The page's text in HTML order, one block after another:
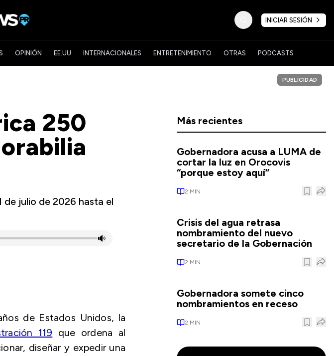
INICIAR SESIÓN
OPINIÓN EE.UU INTERNACIONALES ENTRETENIMIENTO OTRAS PODCASTS
250
de julio de 2026 hasta el
de Estados Unidos, la
119 que ordena al
diseñar y expedir una
PUBLICIDAD
Más recientes
Gobernadora acusa a LUMA de
cortar la luz en Orocovis
“porque estoy aquí”
2 MIN
Crisis del agua retrasa
nombramiento del nuevo
secretario de la Gobernación
2 MIN
Gobernadora somete cinco
nombramientos en receso
2 MIN